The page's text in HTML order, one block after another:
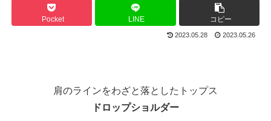
Pocket LINE コピー
2023.05.28 2023.05.26
肩のラインをわざと落としたトップス
ドロップショルダー